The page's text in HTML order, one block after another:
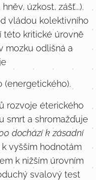
úzkost, zášť...).
vládou kolektivního
této kritické úrovně
mozku odlišná a
(energetického).
rozvoje éterického
smrt a shromažďuje
dochází k zásadní
k vyšším hodnotám
k nižším úrovním
svalový test